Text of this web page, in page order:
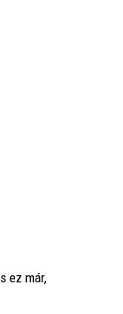
ez már,